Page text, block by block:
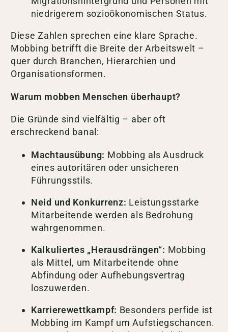
niedrigerem sozioökonomischen Status.
Diese Zahlen sprechen eine klare Sprache.
Mobbing betrifft die Breite der Arbeitswelt –
quer durch Branchen, Hierarchien und
Organisationsformen.
Warum mobben Menschen überhaupt?
Die Gründe sind vielfältig – aber oft
erschreckend banal:
Machtausübung: Mobbing als Ausdruck
eines autoritären oder unsicheren
Führungsstils.
Neid und Konkurrenz: Leistungsstarke
Mitarbeitende werden als Bedrohung
wahrgenommen.
Kalkuliertes „Herausdrängen“: Mobbing
als Mittel, um Mitarbeitende ohne
Abfindung oder Aufhebungsvertrag
loszuwerden.
Karrierewettkampf: Besonders perfide ist
Mobbing im Kampf um Aufstiegschancen.